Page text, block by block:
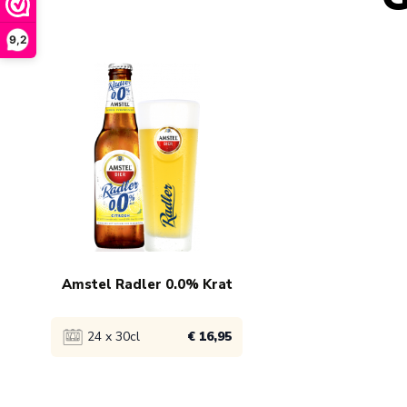
9,2
Amstel Radler 0.0% Krat
24 x 30cl € 16,95